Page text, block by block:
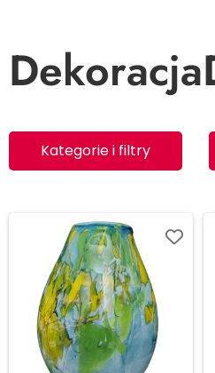
Kategorie i filtry